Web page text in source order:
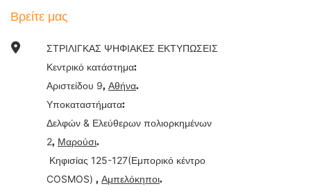
Βρείτε μας
ΣΤΡΙΛΙΓΚΑΣ ΨΗΦΙΑΚΕΣ ΕΚΤΥΠΩΣΕΙΣ
Κεντρικό κατάστημα:
Αριστείδου 9, Αθήνα.
Υποκαταστήματα:
Δελφών & Ελεύθερων πολιορκημένων
2, Μαρούσι.
Κηφισίας 125-127( Εμπορικό κέντρο
COSMOS) , Αμπελόκηποι.